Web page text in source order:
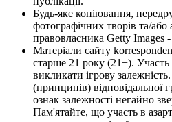
Будь-яке копіювання,
фотографічних творів та/або
правовласника Getty Images -
Матеріали сайту
старше 21 року (21+). Участь
викликати ігрову
(принципів)
ознак залежності негайно
Пам'ятайте, що участь в